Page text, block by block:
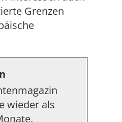
Grenzen
wieder als